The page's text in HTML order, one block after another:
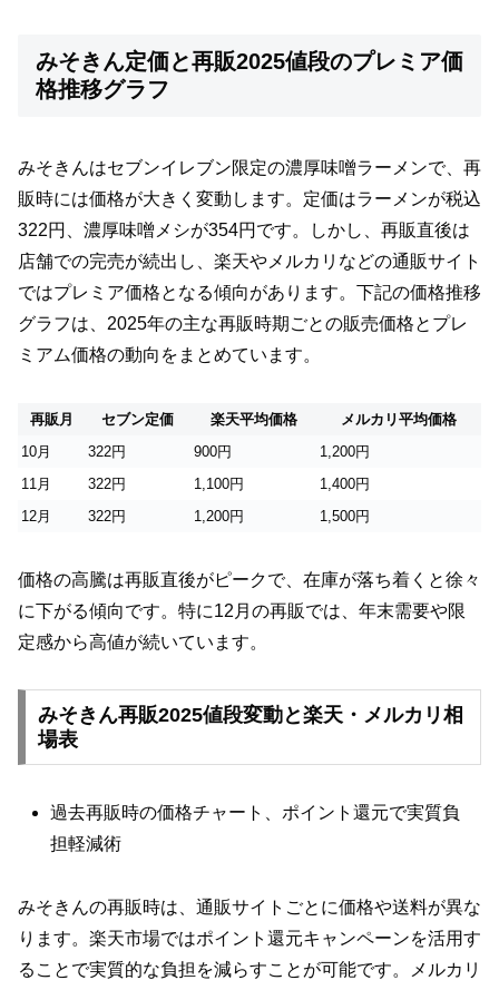
みそきん定価と再販2025値段のプレミア価
格推移グラフ
みそきんはセブンイレブン限定の濃厚味噌ラーメンで、再
販時には価格が大きく変動します。定価はラーメンが税込
322円、濃厚味噌メシが354円です。しかし、再販直後は
店舗での完売が続出し、楽天やメルカリなどの通販サイト
ではプレミア価格となる傾向があります。下記の価格推移
グラフは、2025年の主な再販時期ごとの販売価格とプレ
ミアム価格の動向をまとめています。
再販月 セブン定価 楽天平均価格
メルカリ平均価格
10月
322円 900円
1,200円
11月
322円 1,100円
1,400円
12月
322円 1,200円 1,500円
価格の高騰は再販直後がピークで、在庫が落ち着くと徐々
に下がる傾向です。特に12月の再販では、年末需要や限
定感から高値が続いています。
みそきん再販2025値段変動と楽天・メルカリ相
場表
過去再販時の価格チャート、ポイント還元で実質負
担軽減術
みそきんの再販時は、通販サイトごとに価格や送料が異な
ります。楽天市場ではポイント還元キャンペーンを活用す
ることで実質的な負担を減らすことが可能です。メルカリ